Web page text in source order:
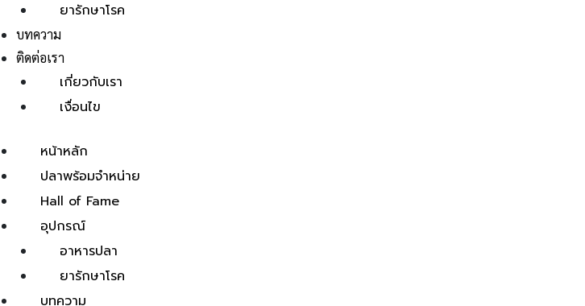
ยารักษาโรค
บทความ
ติดต่อเรา
เกี่ยวกับเรา
เงื่อนไข
หน้าหลัก
ปลาพร้อมจำหน่าย
Hall of Fame
อุปกรณ์
อาหารปลา
ยารักษาโรค
บทความ